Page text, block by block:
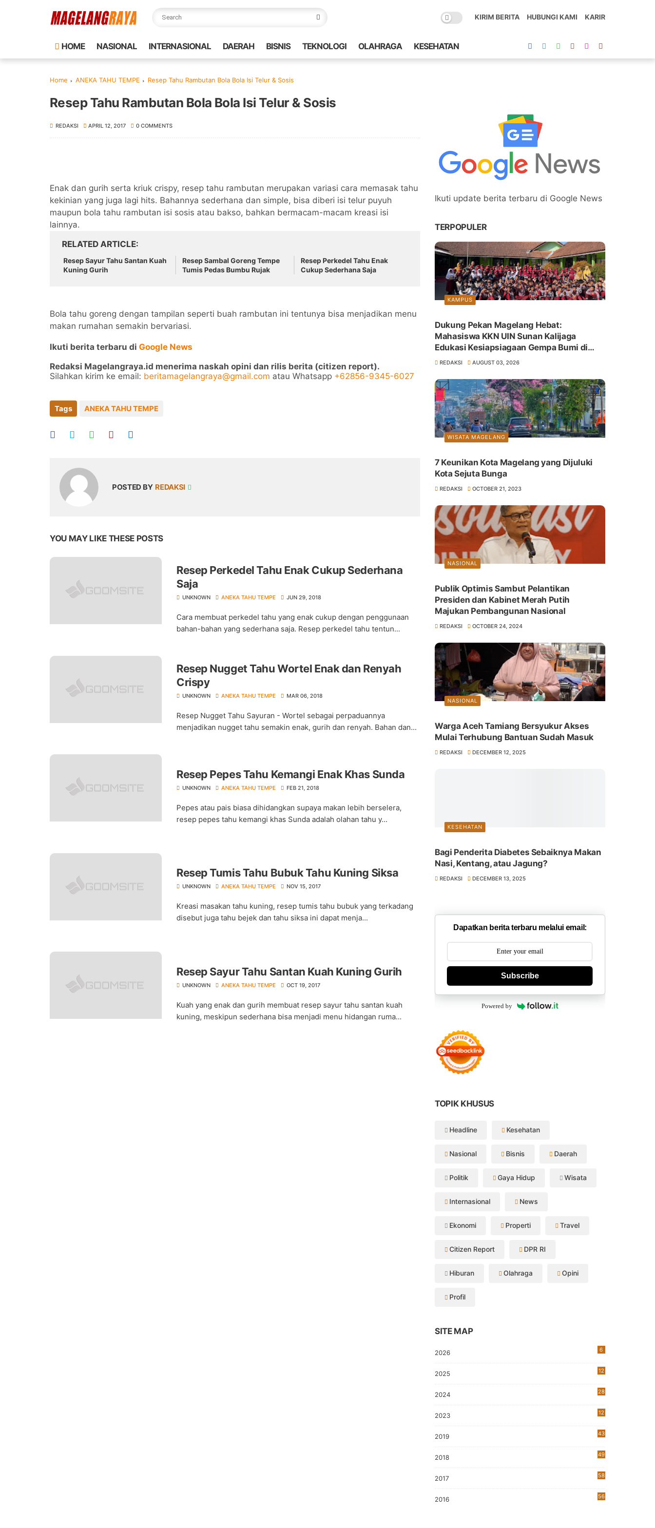
KIRIM BERITA HUBUNGI KAMI KARIR
HOME NASIONAL INTERNASIONAL DAERAH BISNIS TEKNOLOGI OLAHRAGA KESEHATAN
Home ANEKA TAHU TEMPE Resep Tahu Rambutan Bola Bola Isi Telur & Sosis
Resep Tahu Rambutan Bola Bola Isi Telur & Sosis
REDAKSI APRIL 12, 2017 0 COMMENTS
Enak dan gurih serta kriuk crispy, resep tahu rambutan merupakan variasi cara memasak tahu
kekinian yang juga lagi hits. Bahannya sederhana dan simple, bisa diberi isi telur puyuh
maupun bola tahu rambutan isi sosis atau bakso, bahkan bermacam-macam kreasi isi
lainnya.
RELATED ARTICLE
Resep Sayur Tahu Santan Kuah
Kuning Gurih
Resep Sambal Goreng Tempe
Tumis Pedas Bumbu Rujak
Resep Perkedel Tahu Enak
Cukup Sederhana Saja
Bola tahu goreng dengan tampilan seperti buah rambutan ini tentunya bisa menjadikan menu
makan rumahan semakin bervariasi.
Ikuti berita terbaru di Google News
Redaksi Magelangraya.id menerima naskah opini dan rilis berita (citizen report).
Silahkan kirim ke email: beritamagelangraya@gmail.com atau Whatsapp +62856-9345-6027
Tags ANEKA TAHU TEMPE
POSTED BY REDAKSI
YOU MAY LIKE THESE POSTS
Resep Perkedel Tahu Enak Cukup Sederhana
Saja
UNKNOWN ANEKA TAHU TEMPE JUN 29, 2018
Cara membuat perkedel tahu yang enak cukup dengan penggunaan
bahan-bahan yang sederhana saja. Resep perkedel tahu tentun...
Resep Nugget Tahu Wortel Enak dan Renyah
Crispy
UNKNOWN ANEKA TAHU TEMPE MAR 06, 2018
Resep Nugget Tahu Sayuran - Wortel sebagai perpaduannya
menjadikan nugget tahu semakin enak, gurih dan renyah. Bahan dan...
Resep Pepes Tahu Kemangi Enak Khas Sunda
UNKNOWN ANEKA TAHU TEMPE FEB 21, 2018
Pepes atau pais biasa dihidangkan supaya makan lebih berselera,
resep pepes tahu kemangi khas Sunda adalah olahan tahu y...
Resep Tumis Tahu Bubuk Tahu Kuning Siksa
UNKNOWN ANEKA TAHU TEMPE NOV 15, 2017
Kreasi masakan tahu kuning, resep tumis tahu bubuk yang terkadang
disebut juga tahu bejek dan tahu siksa ini dapat menja...
Resep Sayur Tahu Santan Kuah Kuning Gurih
UNKNOWN ANEKA TAHU TEMPE OCT 19, 2017
Kuah yang enak dan gurih membuat resep sayur tahu santan kuah
kuning, meskipun sederhana bisa menjadi menu hidangan ruma...
Ikuti update berita terbaru di Google News
TERPOPULER
KAMPUS
Dukung Pekan Magelang Hebat:
Mahasiswa KKN UIN Sunan Kalijaga
Edukasi Kesiapsiagaan Gempa Bumi di
SDN Giyanti
REDAKSI AUGUST 03, 2026
WISATA MAGELANG
7 Keunikan Kota Magelang yang Dijuluki
Kota Sejuta Bunga
REDAKSI OCTOBER 21, 2023
NASIONAL
Publik Optimis Sambut Pelantikan
Presiden dan Kabinet Merah Putih
Majukan Pembangunan Nasional
REDAKSI OCTOBER 24, 2024
NASIONAL
Warga Aceh Tamiang Bersyukur Akses
Mulai Terhubung Bantuan Sudah Masuk
REDAKSI DECEMBER 12, 2025
KESEHATAN
Bagi Penderita Diabetes Sebaiknya Makan
Nasi, Kentang, atau Jagung?
REDAKSI DECEMBER 13, 2025
Dapatkan berita terbaru melalui email:
Subscribe
Powered by
TOPIK KHUSUS
Headline Kesehatan
Nasional Bisnis Daerah
Politik Gaya Hidup Wisata
Internasional News
Ekonomi Properti Travel
Citizen Report DPR RI
Hiburan Olahraga Opini
Profil
SITE MAP
2026 6
2025 12
2024 28
2023
12
2019
43
2018 49
2017 58
2016 56